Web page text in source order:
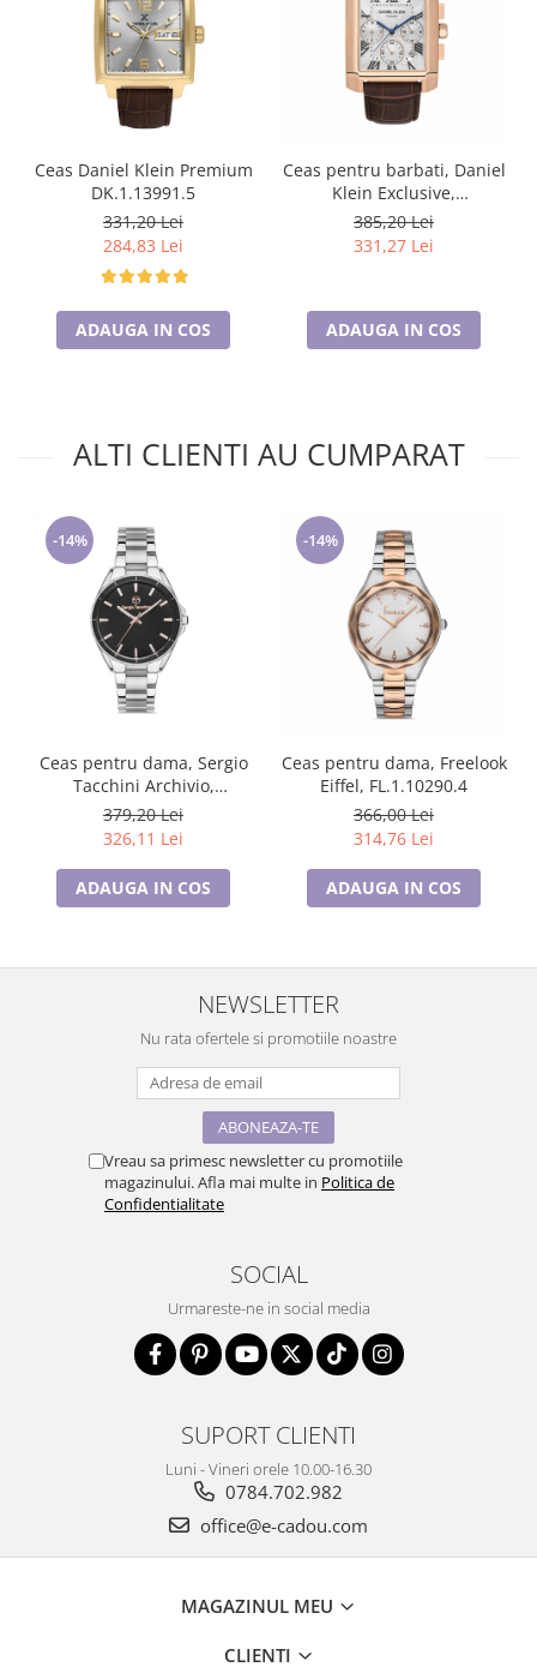
Ceas Daniel Klein Premium
DK.1.13991.5
331,20 Lei
284,83 Lei
ADAUGA IN COS
Ceas pentru barbati, Daniel
Klein Exclusive,
DK.1.13748.5
385,20 Lei
331,27 Lei
ADAUGA IN COS
ALTI CLIENTI AU CUMPARAT
-14%
Ceas pentru dama, Sergio
Tacchini Archivio,
ST.1.10365.1
379,20 Lei
326,11 Lei
ADAUGA IN COS
-14%
Ceas pentru dama, Freelook
Eiffel, FL.1.10290.4
366,00 Lei
314,76 Lei
ADAUGA IN COS
NEWSLETTER
Nu rata ofertele si promotiile noastre
Vreau sa primesc newsletter cu promotiile
magazinului. Afla mai multe in Politica de
Confidentialitate
SOCIAL
Urmareste-ne in social media
SUPORT CLIENTI
Luni - Vineri orele 10.00-16.30
0784.702.982
office@e-cadou.com
MAGAZINUL MEU
CLIENTI